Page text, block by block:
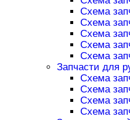
Схема
Схема
Схема
Схема
Схема
Запчасти для
Схема
Схема
Схема
Схема